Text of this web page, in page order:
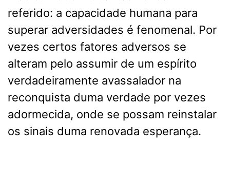
referido: a capacidade humana para
superar adversidades é fenomenal. Por
vezes certos fatores adversos se
alteram pelo assumir de um espírito
verdadeiramente avassalador na
reconquista duma verdade por vezes
adormecida, onde se possam reinstalar
os sinais duma renovada esperança.